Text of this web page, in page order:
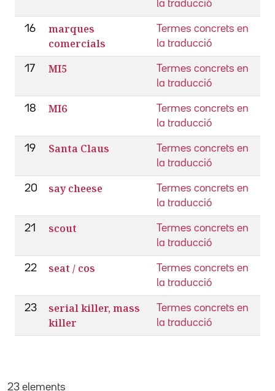
la traducció
16
marques
comercials
Termes concrets en
la traducció
17 MI5
Termes concrets en
la traducció
18 MI6
Termes concrets en
la traducció
19 Santa Claus
Termes concrets en
la traducció
20 say cheese
Termes concrets en
la traducció
21 scout
Termes concrets en
la traducció
22 seat / cos
Termes concrets en
la traducció
23
serial killer, mass
killer
Termes concrets en
la traducció
23 elements